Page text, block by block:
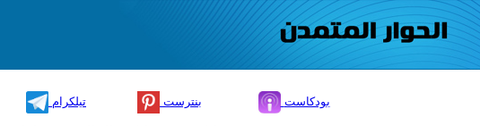
تيلكرام بنترست بودكاست